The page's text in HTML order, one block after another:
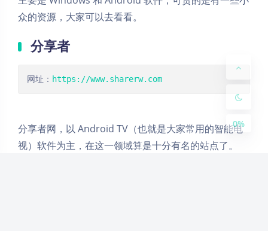
led
Greys
0%
众的资源，大家可以去看看。
分享者
网址： https://www.sharerw.com
分享者网，以 Android TV（也就是大家常用的智能电
视）软件为主，在这一领域算是十分有名的站点了。